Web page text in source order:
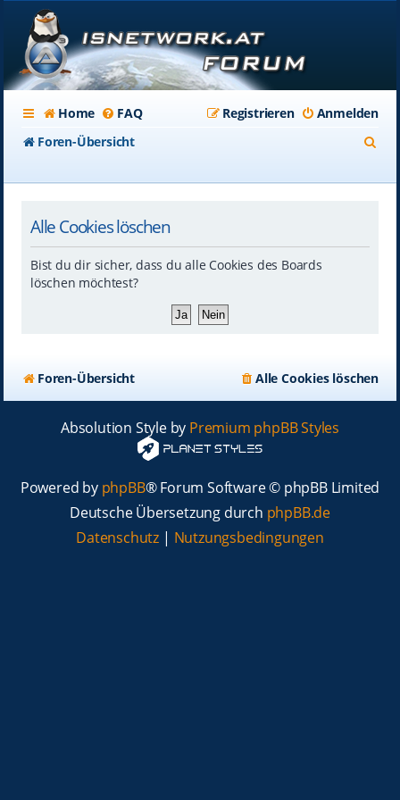
Home FAQ Anmelden
Registrieren
Foren-Übersicht
Alle Cookies löschen
Bist du dir sicher, dass du alle Cookies des Boards
löschen möchtest?
Foren-Übersicht Alle Cookies löschen
Absolution Style by Premium phpBB Styles
Powered by phpBB® Forum Software © phpBB Limited
Deutsche Übersetzung durch phpBB.de
Datenschutz | Nutzungsbedingungen